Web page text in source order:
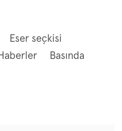
Eser seçkisi
Basında